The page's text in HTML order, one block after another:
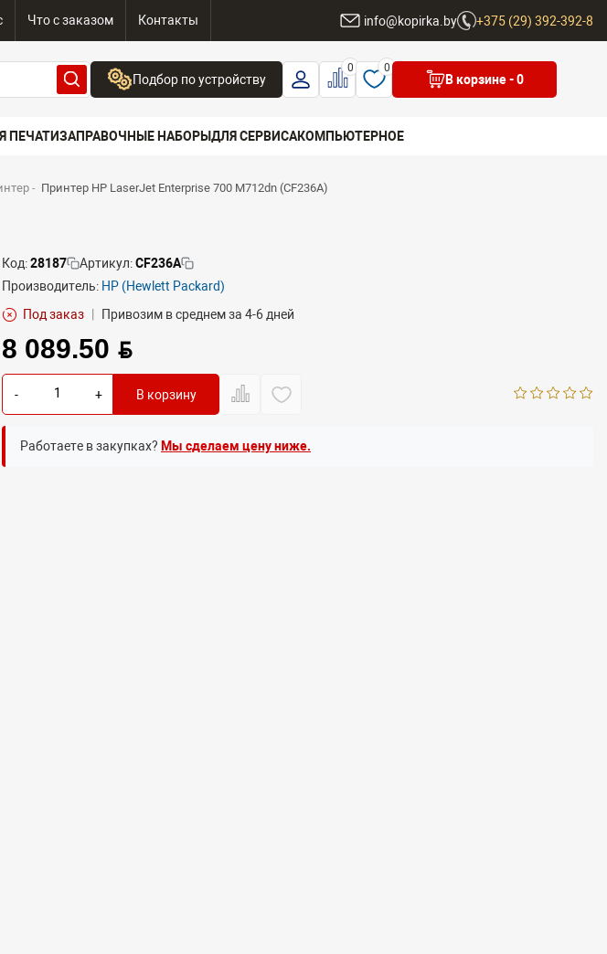
Что с заказом Контакты info@kopirka.by +375 (29) 392-392-8
Подбор по устройству
Выберите бренд
Сначала выберите бренд
0 0
В корзине- 0
ПЕЧАТИЗАПРАВОЧНЫЕ НАБОРЫДЛЯ СЕРВИСАКОМПЬЮТЕРНОЕ
- Принтер HP LaserJet Enterprise 700 M712dn (CF236A)
Код:28187 Артикул:CF236A
Производитель: HP (Hewlett Packard)
Под заказ
Привозим в среднем за 4-6 дней
8 089.50 BYN
- + В корзину
Работаете в закупках? Мы сделаем цену ниже.